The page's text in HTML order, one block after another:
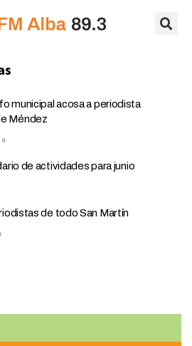
municipal acosa a periodista
Méndez
0
de actividades para junio
de todo San Martín